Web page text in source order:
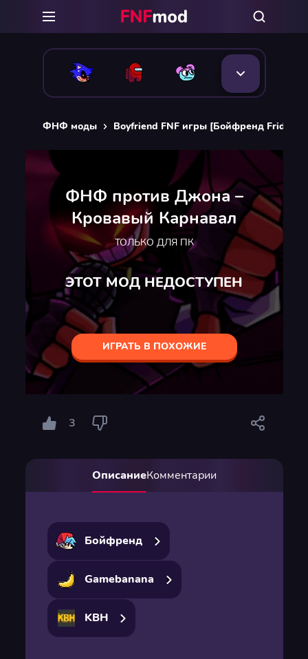
ФНФ моды Boyfriend FNF игры [Бойфренд Friday
ФНФ против Джона –
Кровавый Карнавал
ТОЛЬКО ДЛЯ ПК
ЭТОТ МОД НЕДОСТУПЕН
ИГРАТЬ В ПОХОЖИЕ
3
ОписаниеКомментарии
Бойфренд
Gamebanana
KBH